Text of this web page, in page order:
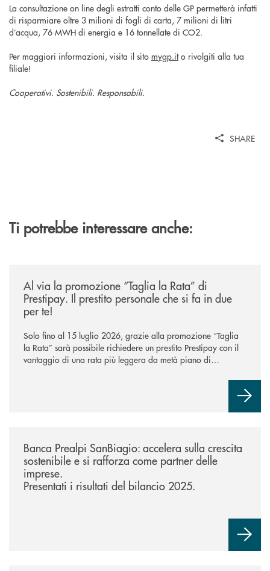
La consultazione on line degli estratti conto delle GP permetterà infatti
di risparmiare oltre 3 milioni di fogli di carta, 7 milioni di litri
d’acqua, 76 MWH di energia e 16 tonnellate di CO2.
Per maggiori informazioni, visita il sito mygp.ito rivolgiti alla tua
filiale!
Cooperativi. Sostenibili. Responsabili.
SHARE
Ti potrebbe interessare anche:
Al via la promozione “Taglia la Rata” di
Prestipay. Il prestito personale che si fa in due
per te!
Solo fino al 15 luglio 2026, grazie alla promozione “Taglia
la Rata” sarà possibile richiedere un prestito Prestipay con il
vantaggio di una rata più leggera da metà piano di
Banca Prealpi SanBiagio: accelera sulla crescita
sostenibile e si rafforza come partner delle
imprese.
Presentati i risultati del bilancio 2025.